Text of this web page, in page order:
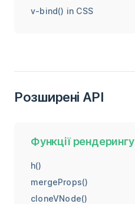
v-bind() in CSS
Розширені API
Функції рендерингу
h()
mergeProps()
cloneVNode()